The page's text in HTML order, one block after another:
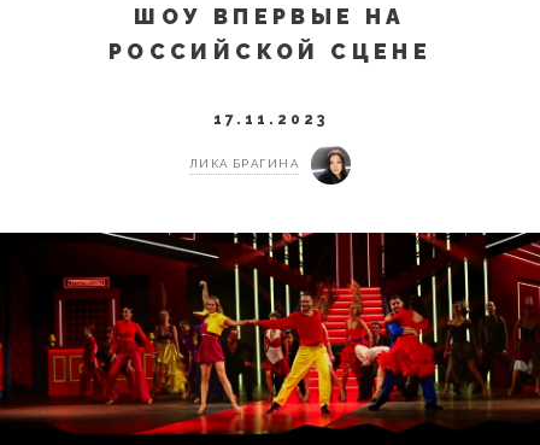
ШОУ ВПЕРВЫЕ НА
РОССИЙСКОЙ СЦЕНЕ
17.11.2023
ЛИКА БРАГИНА